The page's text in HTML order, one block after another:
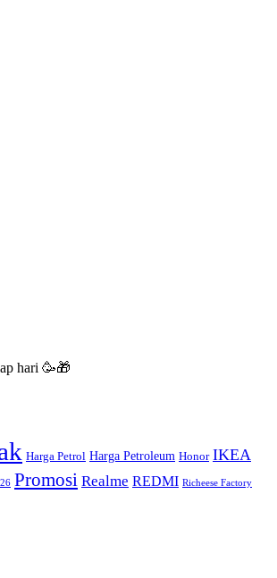
hari 🥳🎁
Harga Petrol Harga Petroleum Honor IKEA
Promosi Realme REDMI Richeese Factory